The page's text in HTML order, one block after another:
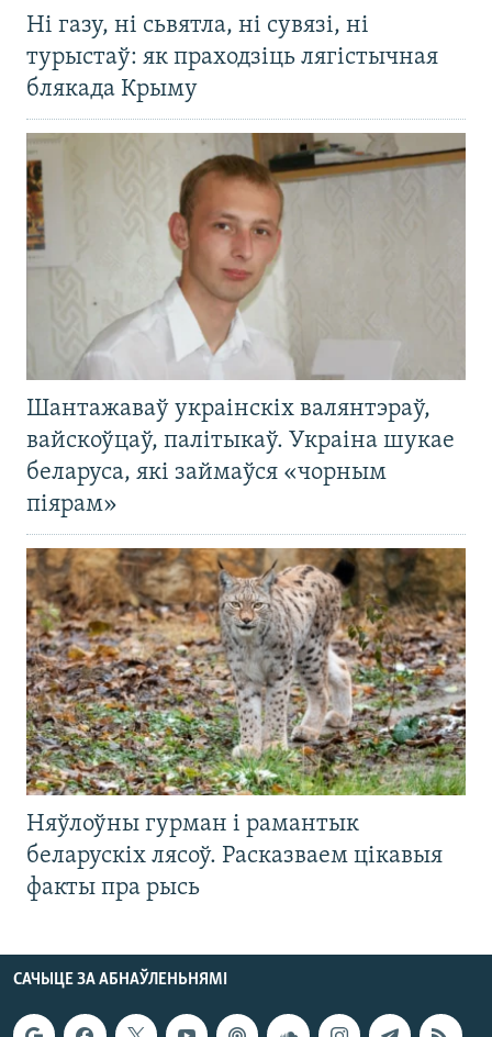
Ні газу, ні сьвятла, ні сувязі, ні
турыстаў: як праходзіць лягістычная
блякада Крыму
Шантажаваў украінскіх валянтэраў,
вайскоўцаў, палітыкаў. Украіна шукае
беларуса, які займаўся «чорным
піярам»
Няўлоўны гурман і рамантык
беларускіх лясоў. Расказваем цікавыя
факты пра рысь
САЧЫЦЕ ЗА АБНАЎЛЕНЬНЯМІ